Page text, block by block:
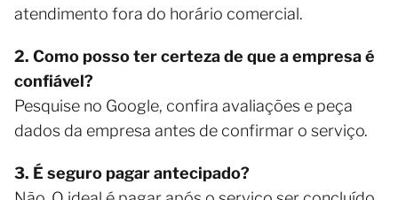
atendimento fora do horário comercial.
2. Como posso ter certeza de que a empresa é
confiável?
Pesquise no Google, confira avaliações e peça
dados da empresa antes de confirmar o serviço.
3. É seguro pagar antecipado?